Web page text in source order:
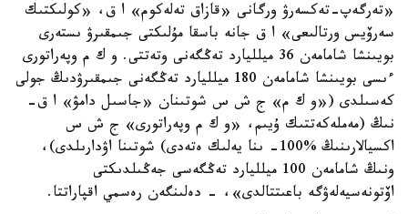
«تەرگەپ-تەكسەرۋ ورگانى «قازاق تەلەكوم» ا ق، «كولىكتىك
سەرۆيس ورتالىعى» ا ق جانە باسقا مۇلىكتى جىمقىرۋ ىستەرى
بويىنشا شامامەن 36 ميلليارد تەڭگەنى وتەتتى. و ك م وپەراتورى
ءىسى بويىنشا شامامەن 180 ميلليارد تەڭگەنى جىمقىرۋدىڭ جولى
كەسىلدى («و ك م» ج ش س شوتىنان «جاسىل دامۋ» ا ق-
نىڭ (مەملەكەتتىك ۇيىم، «و ك م وپەراتورى» ج ش س
اكسيالارىنىڭ %100- ىنا يەلىك ەتەدى) شوتىنا اۋدارىلدى)،
ونىڭ شامامەن 100 ميلليارد تەڭگەسى جەڭىلدىكتى
اۆتونەسيەلەۋگە باعىتتالدى»، - دەلىنگەن رەسمي اقپاراتتا.